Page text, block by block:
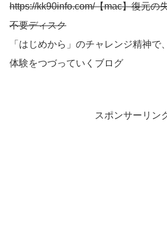
https://kk90info.com/【mac】復元の
不要ディスク
「はじめから」のチャレンジ精神で
体験をつづっていくブログ
スポンサーリン